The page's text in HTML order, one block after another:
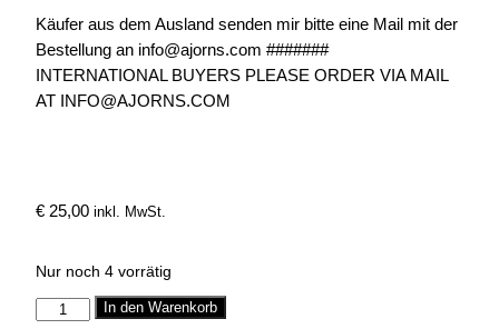
Käufer aus dem Ausland senden mir bitte eine Mail mit der
Bestellung an info@ajorns.com #######
INTERNATIONAL BUYERS PLEASE ORDER VIA MAIL
AT INFO@AJORNS.COM
€ 25,00 inkl. MwSt.
Nur noch 4 vorrätig
In den Warenkorb